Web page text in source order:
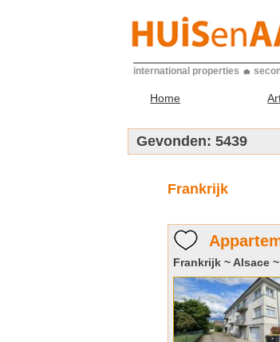
international properties
Home
Gevonden: 5439
Frankrijk
Frankrijk ~ Alsace